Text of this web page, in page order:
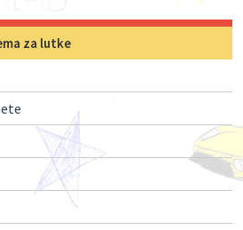
za lutke